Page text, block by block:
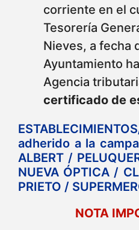
corriente en el
Tesorería
Nieves, a fecha
Ayuntamiento
Agencia
certificado de
adherido a la
ALBERT /
NUEVA ÓPTICA /
PRIETO /
NOTA